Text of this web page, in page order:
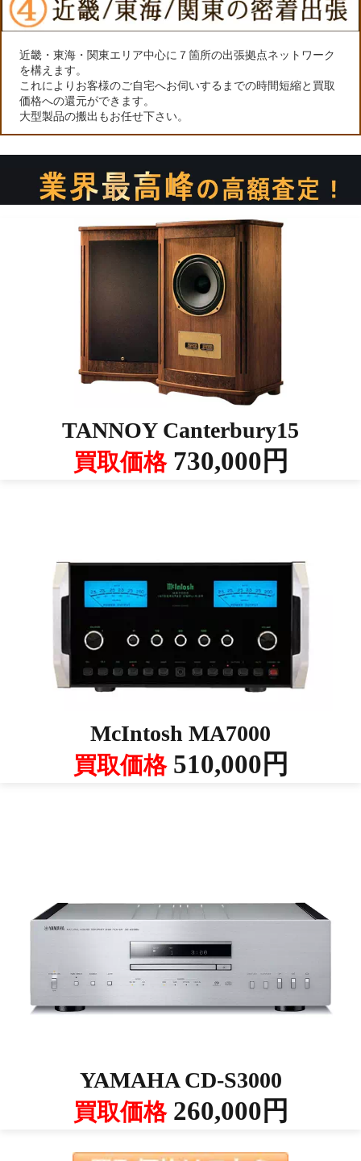
近畿・東海・関東エリア中心に７箇所の出張拠点ネットワーク
を構えます。
これによりお客様のご自宅へお伺いするまでの時間短縮と買取
価格への還元ができます。
大型製品の搬出もお任せ下さい。
TANNOY Canterbury15
買取価格730,000円
McIntosh MA7000
買取価格510,000円
YAMAHA CD-S3000
買取価格260,000円